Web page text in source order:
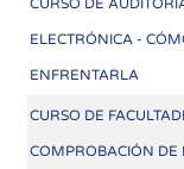
CURSO DE
ELECTRÓNICA -
ENFRENTARLA
CURSO DE
COMPROBACIÓN DE